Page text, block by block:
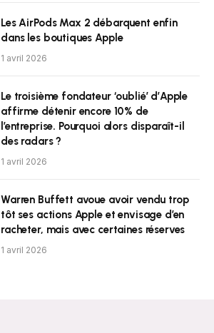
Les AirPods Max 2 débarquent enfin
dans les boutiques Apple
1 avril 2026
Le troisième fondateur ‘oublié’ d’Apple
affirme détenir encore 10% de
l’entreprise. Pourquoi alors disparaît-il
des radars ?
1 avril 2026
Warren Buffett avoue avoir vendu trop
tôt ses actions Apple et envisage d’en
racheter, mais avec certaines réserves
1 avril 2026